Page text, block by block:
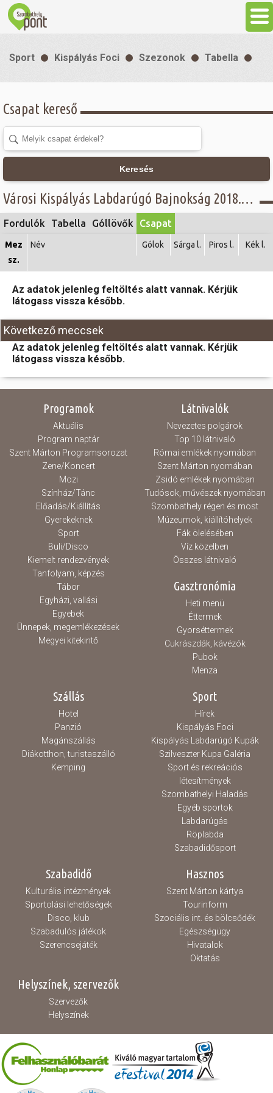
Látnivalók
Gasztronómia
Szállás
Sport
Hasznos
Sport Kispályás Foci Szezonok Tabella
Csapat kereső
Keresés
Városi Kispályás Labdarúgó Bajnokság 2018. - Jáki Papír - I. B osztály -
Fordulók Tabella Góllövők Csapat
Mez
sz.
Név Gólok Sárga l. Piros l. Kék l.
Az adatok jelenleg feltöltés alatt vannak. Kérjük
látogass vissza később.
Következő meccsek
Az adatok jelenleg feltöltés alatt vannak. Kérjük
látogass vissza később.
Programok
Aktuális
Program naptár
Szent Márton Programsorozat
Zene/Koncert
Mozi
Színház/Tánc
Előadás/Kiállítás
Gyerekeknek
Sport
Buli/Disco
Kiemelt rendezvények
Tanfolyam, képzés
Tábor
Egyházi, vallási
Egyebek
Ünnepek, megemlékezések
Megyei kitekintő
Látnivalók
Nevezetes polgárok
Top 10 látnivaló
Római emlékek nyomában
Szent Márton nyomában
Zsidó emlékek nyomában
Tudósok, művészek nyomában
Szombathely régen és most
Múzeumok, kiállítóhelyek
Fák ölelésében
Víz közelben
Összes látnivaló
Gasztronómia
Heti menü
Éttermek
Gyorséttermek
Cukrászdák, kávézók
Pubok
Menza
Szállás
Hotel
Panzió
Magánszállás
Diákotthon, turistaszálló
Kemping
Sport
Hírek
Kispályás Foci
Kispályás Labdarúgó Kupák
Szilveszter Kupa Galéria
Sport és rekreációs
létesítmények
Szombathelyi Haladás
Egyéb sportok
Labdarúgás
Röplabda
Szabadidősport
Szabadidő
Kulturális intézmények
Sportolási lehetőségek
Disco, klub
Szabadulós játékok
Szerencsejáték
Hasznos
Szent Márton kártya
Tourinform
Szociális int. és bölcsődék
Egészségügy
Hivatalok
Oktatás
Helyszínek, szervezők
Szervezők
Helyszínek